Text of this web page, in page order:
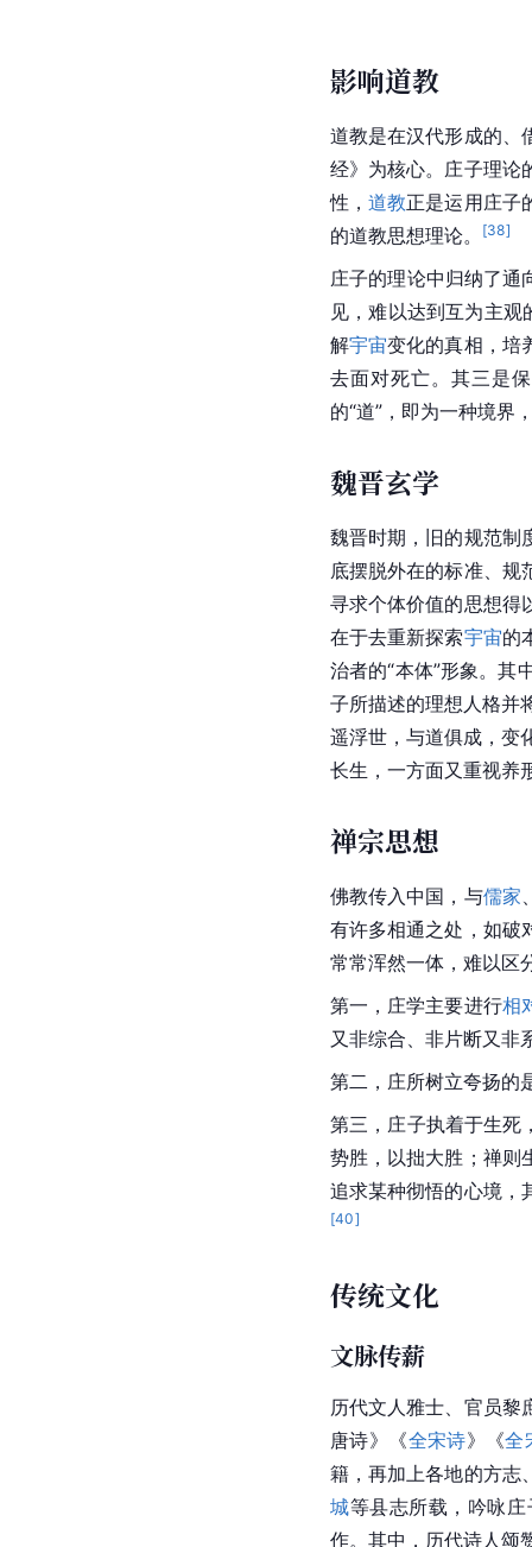
影响道教
道教是在汉代形成的、
经》为核心。庄子理论
性，道教正是运用庄子
的道教思想理论。
[38]
庄子的理论中归纳了通
见，难以达到互为主观
解宇宙变化的真相，培
去面对死亡。其三是
的“道”，即为一种境界
魏晋玄学
魏晋时期，旧的规范制
底摆脱外在的标准、规
寻求个体价值的思想得
在于去重新探索宇宙的
治者的“本体”形象。其
子所描述的理想人格并
遥浮世，与道俱成，变
长生，一方面又重视养
禅宗思想
佛教传入中国，与儒家
有许多相通之处，如破
常常浑然一体，难以区
第一，庄学主要进行相
又非综合、非片断又非
第二，庄所树立夸扬的
第三，庄子执着于生死
势胜，以拙大胜；禅则
追求某种彻悟的心境，
[40]
传统文化
文脉传薪
历代文人雅士、官员黎
唐诗》《全宋诗》《全
籍，再加上各地的方志
城等县志所载，吟咏
作。其中，历代诗人颂